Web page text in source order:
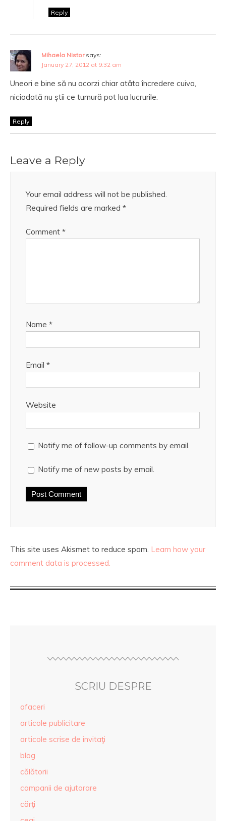
Reply
Mihaela Nistor says:
January 27, 2012 at 9:32 am
Uneori e bine să nu acorzi chiar atâta încredere cuiva,
niciodată nu știi ce turnură pot lua lucrurile.
Reply
Leave a Reply
Your email address will not be published.
Required fields are marked *
Comment *
Name *
Email *
Website
Notify me of follow-up comments by email.
Notify me of new posts by email.
This site uses Akismet to reduce spam. Learn how your
comment data is processed.
SCRIU DESPRE
afaceri
articole publicitare
articole scrise de invitaţi
blog
călătorii
campanii de ajutorare
cărţi